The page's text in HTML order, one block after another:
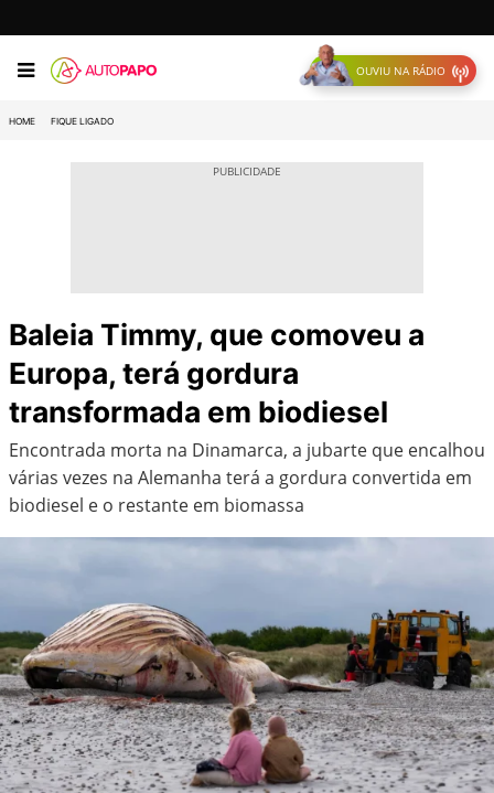
OUVIU NA RÁDIO
HOME FIQUE LIGADO
Baleia Timmy, que comoveu a
Europa, terá gordura
transformada em biodiesel
Encontrada morta na Dinamarca, a jubarte que encalhou
várias vezes na Alemanha terá a gordura convertida em
biodiesel e o restante em biomassa